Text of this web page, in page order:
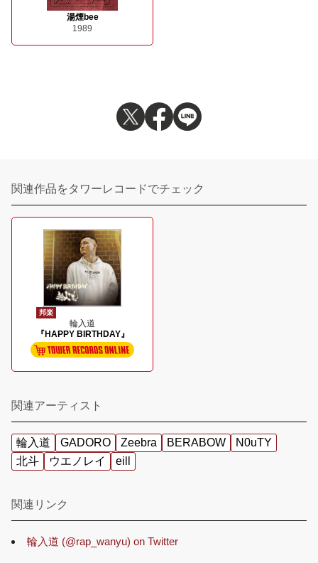
湯煙bee
1989
関連作品をタワーレコードでチェック
邦楽
輪入道
『HAPPY BIRTHDAY』
関連アーティスト
輪入道 GADORO Zeebra BERABOW
N0uTY
北斗
ウエノレイ eill
関連リンク
輪入道 (@rap_wanyu) on Twitter